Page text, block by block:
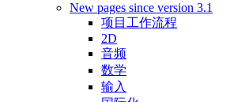
New pages since version 3.1
项目工作流程
2D
音频
数学
输入